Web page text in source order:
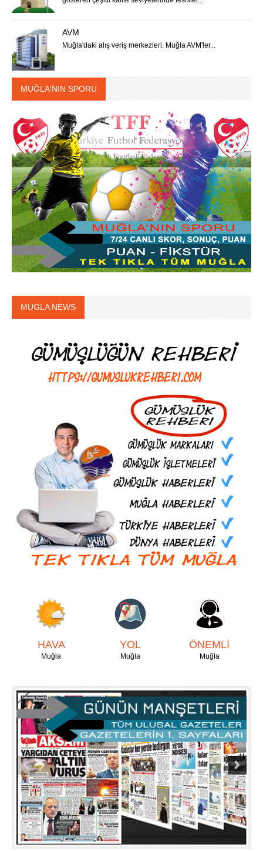
AVM
Muğla'daki alış veriş merkezleri. Muğla AVM'ler...
MUĞLA'NIN SPORU
MUGLA NEWS
HAVA
Muğla
YOL
Muğla
ÖNEMLİ
Muğla